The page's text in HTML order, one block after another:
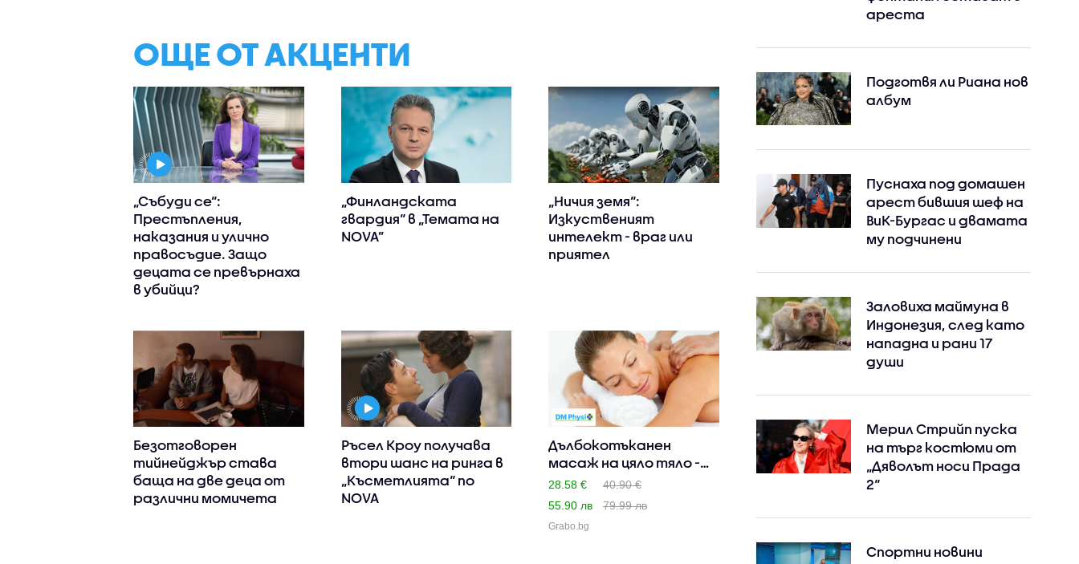
ОЩЕ ОТ АКЦЕНТИ
„Събуди се“:
Престъпления,
наказания и улично
правосъдие. Защо
децата се превърнаха
в убийци?
„Финландската
гвардия“ в „Темата на
NOVA”
„Ничия земя“:
Изкуственият
интелект - враг или
приятел
Безотговорен
тийнейджър става
баща на две деца от
различни момичета
Ръсел Кроу получава
втори шанс на ринга в
„Късметлията“ по
NOVA
Дълбокотъканен
масаж на цяло тяло -
за освоб..
28.58 €
40.90 €
55.90 лв
79.99 лв
Grabo.bg
ареста
Подготвя ли Риана нов
албум
Пуснаха под домашен
арест бившия шеф на
ВиК-Бургас и двамата
му подчинени
Заловиха маймуна в
Индонезия, след като
нападна и рани 17
души
Мерил Стрийп пуска
на търг костюми от
„Дяволът носи Прада
2“
Спортни новини